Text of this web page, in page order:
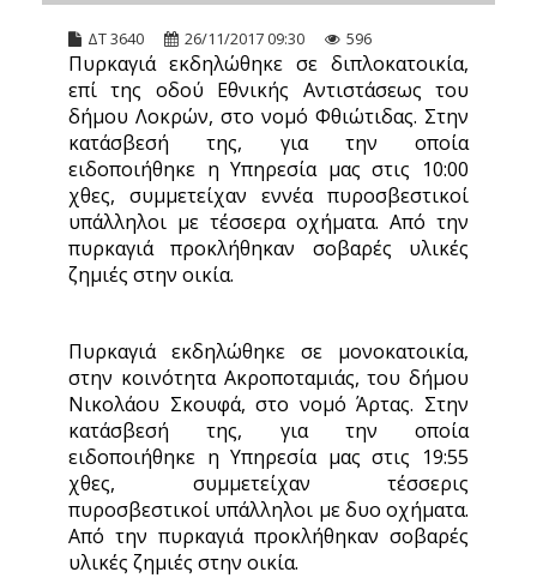
ΔΤ 3640 26/11/2017 09:30 596
Πυρκαγιά εκδηλώθηκε σε διπλοκατοικία,
επί της οδού Εθνικής Αντιστάσεως του
δήμου Λοκρών, στο νομό Φθιώτιδας. Στην
κατάσβεσή της, για την οποία
ειδοποιήθηκε η Υπηρεσία μας στις 10:00
χθες, συμμετείχαν εννέα πυροσβεστικοί
υπάλληλοι με τέσσερα οχήματα. Από την
πυρκαγιά προκλήθηκαν σοβαρές υλικές
ζημιές στην οικία.
Πυρκαγιά εκδηλώθηκε σε μονοκατοικία,
στην κοινότητα Ακροποταμιάς, του δήμου
Νικολάου Σκουφά, στο νομό Άρτας. Στην
κατάσβεσή της, για την οποία
ειδοποιήθηκε η Υπηρεσία μας στις 19:55
χθες, συμμετείχαν τέσσερις
πυροσβεστικοί υπάλληλοι με δυο οχήματα.
Από την πυρκαγιά προκλήθηκαν σοβαρές
υλικές ζημιές στην οικία.